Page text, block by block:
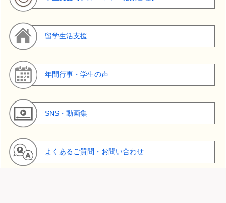
留学生活支援
年間行事・学生の声
SNS・動画集
よくあるご質問・お問い合わせ